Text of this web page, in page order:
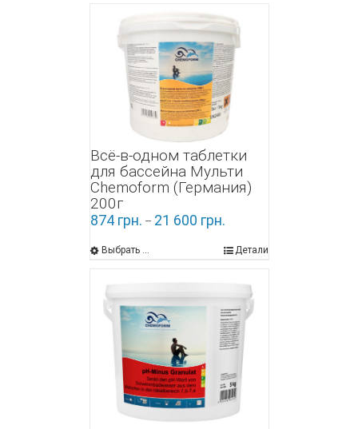
Всё-в-одном таблетки
для бассейна Мульти
Chemoform (Германия)
200г
874 грн. – 21 600 грн.
Выбрать ... Детали